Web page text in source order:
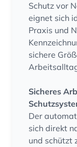
Schutz vor
eignet sich
Praxis und
sichere
Sicheres
Der
sich direkt
und schützt